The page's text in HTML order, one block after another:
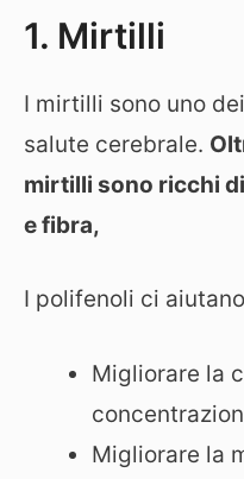
1. Mirtilli
I mirtilli sono uno
salute cerebrale.
mirtilli sono ricchi
e fibra,
I polifenoli ci
Migliorare la
Migliorare la